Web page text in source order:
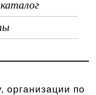
организации по